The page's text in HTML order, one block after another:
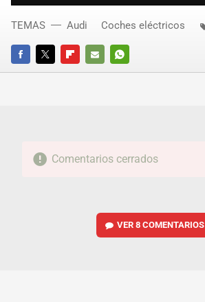
FACEBOOKTWITTERFLIPBOARD
E-
WHATSAPP
TEMAS Audi Coches eléctricos
Comentarios cerrados
VER8 COMENTARIOS